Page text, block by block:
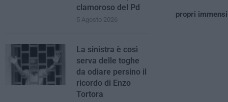
propri
clamoroso del Pd
5 Agosto 2026
La sinistra è così
serva delle toghe
da odiare persino il
ricordo di Enzo
Tortora